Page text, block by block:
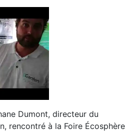
Dumont, directeur du
rencontré à la Foire Écosphère